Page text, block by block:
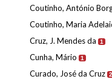
Coutinho, António
Coutinho, Maria
Cruz, J. Mendes da 1
Cunha, Mário 1
Curado, José da Cruz 2